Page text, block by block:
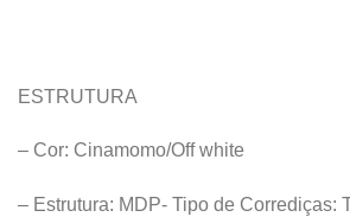
ESTRUTURA
– Cor: Cinamomo/Off white
– Estrutura: MDP- Tipo de Corrediças: